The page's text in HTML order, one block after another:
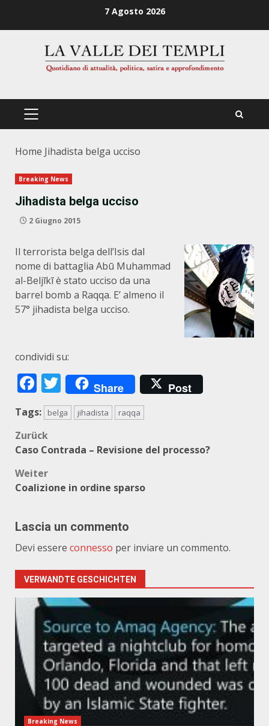
7 Agosto 2026
PRIMÄRES
Home Jihadista belga ucciso
Breaking News
Jihadista belga ucciso
2 Giugno 2015
Il terrorista belga dell’Isis dal
nome di battaglia Abū Muhammad
al-Beljīkī è stato ucciso da una
barrel bomb a Raqqa. E’ almeno il
57° jihadista belga ucciso.
condividi su:
Facebook
Twitter
Share Post
Tags: belga jihadista raqqa
Beitragsnavigation
Zurück
Caso Contrada – Revisione del processo?
Weiter
Coalizione in ordine sparso
Lascia un commento
Devi essere connesso per inviare un commento.
VERWANDTE GESCHICHTEN
Breaking News